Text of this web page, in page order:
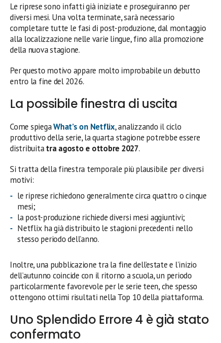
Le riprese sono infatti già iniziate e proseguiranno per
diversi mesi. Una volta terminate, sarà necessario
completare tutte le fasi di post-produzione, dal montaggio
alla localizzazione nelle varie lingue, fino alla promozione
della nuova stagione.
Per questo motivo appare molto improbabile un debutto
entro la fine del 2026.
La possibile finestra di uscita
Come spiegaWhat’s on Netflix, analizzando il ciclo
produttivo della serie, la quarta stagione potrebbe essere
distribuitatra agosto e ottobre 2027.
Si tratta della finestra temporale più plausibile per diversi
motivi:
le riprese richiedono generalmente circa quattro o cinque
mesi;
la post-produzione richiede diversi mesi aggiuntivi;
Netflix ha già distribuito le stagioni precedenti nello
stesso periodo dell’anno.
Inoltre, una pubblicazione tra la fine dell’estate e l’inizio
dell’autunno coincide con il ritorno a scuola, un periodo
particolarmente favorevole per le serie teen, che spesso
ottengono ottimi risultati nella Top 10 della piattaforma.
Uno Splendido Errore 4 è già stato
confermato